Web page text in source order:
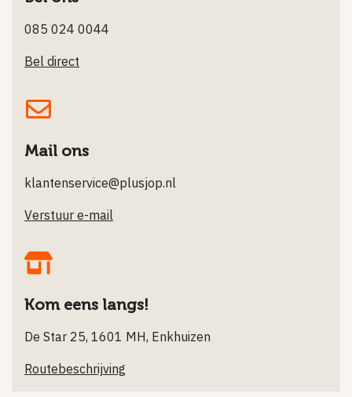
085 024 0044
Bel direct
Mail ons
klantenservice@plusjop.nl
Verstuur e-mail
Kom eens langs!
De Star 25, 1601 MH, Enkhuizen
Routebeschrijving